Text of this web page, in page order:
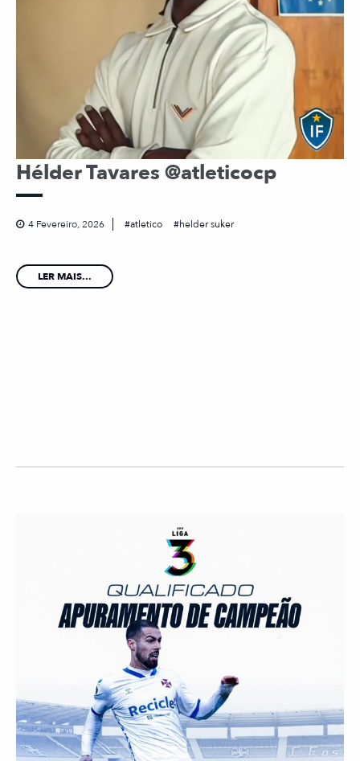
Hélder Tavares @atleticocp
4 Fevereiro, 2026 atletico helder suker
LER MAIS...